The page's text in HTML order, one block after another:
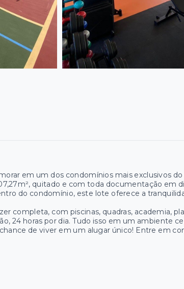
em um dos condomínios mais exclusivos do
quitado e com toda documentação em
do condomínio, este lote oferece a
completa, com piscinas, quadras, academia,
24 horas por dia. Tudo isso em um ambiente
de viver em um alugar único! Entre em